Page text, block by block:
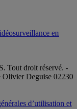
en
Tout droit réservé. -
Deguise 02230
d’utilisation et